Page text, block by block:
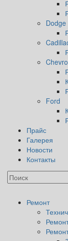
Dodge
Ford
Прайс
Галерея
Новости
Контакты
Ремонт